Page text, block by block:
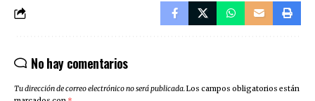
No hay comentarios
Tu dirección de correo electrónico no será publicada.Los campos obligatorios están